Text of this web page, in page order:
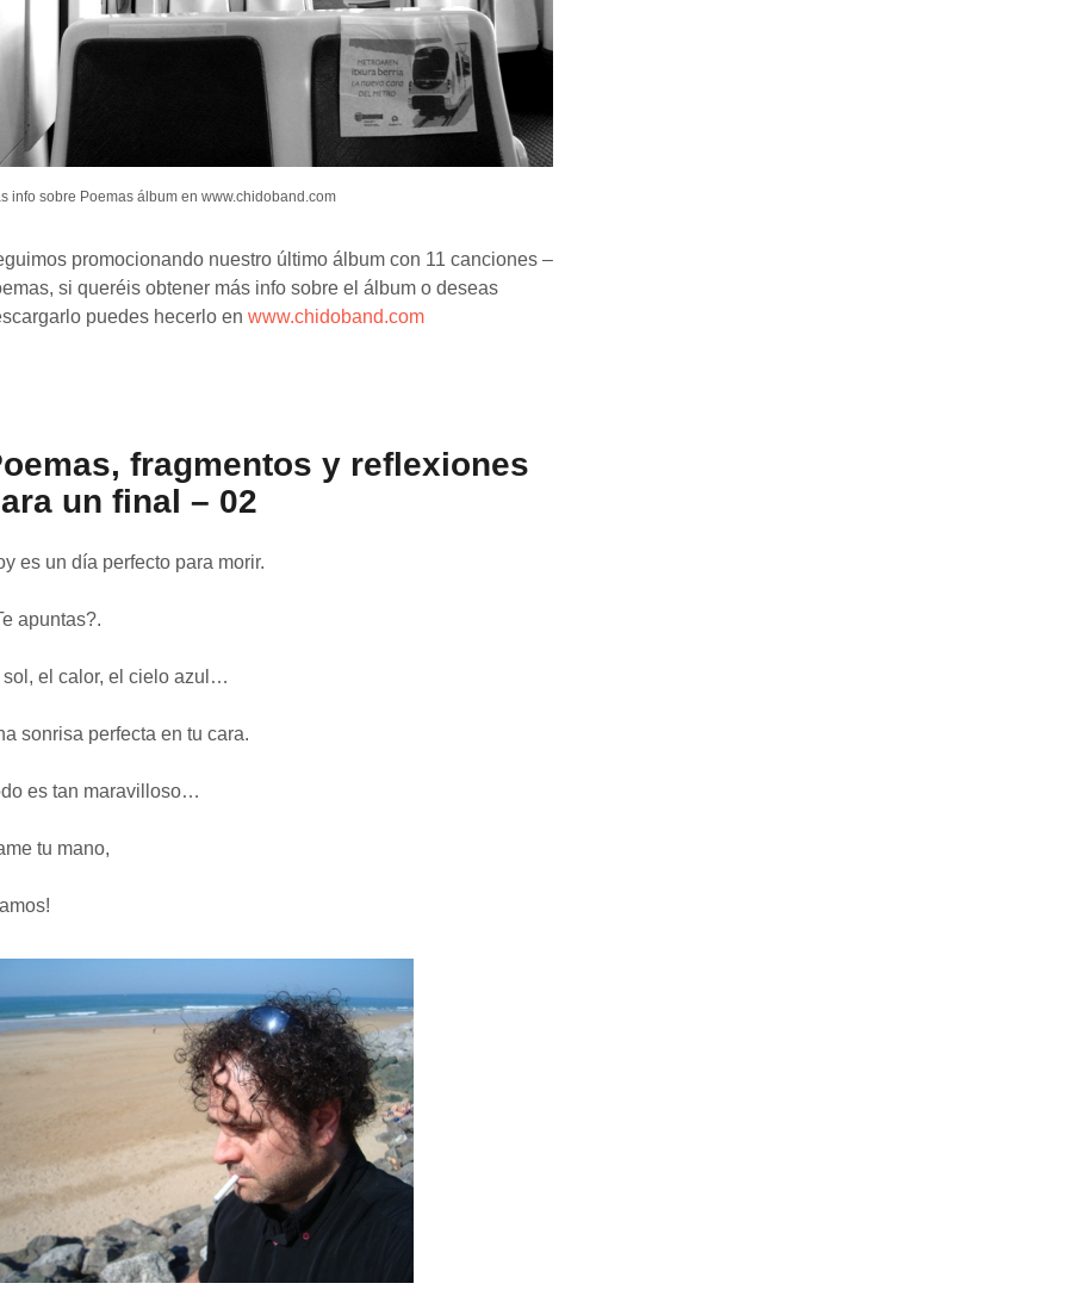
info sobre Poemas álbum en www.chidoband.com
promocionando nuestro último álbum con 11 canciones –
si queréis obtener más info sobre el álbum o deseas
puedes hecerlo en www.chidoband.com
fragmentos y reflexiones
un final – 02
es un día perfecto para morir.
apuntas?.
sol, el calor, el cielo azul…
sonrisa perfecta en tu cara.
es tan maravilloso…
tu mano,